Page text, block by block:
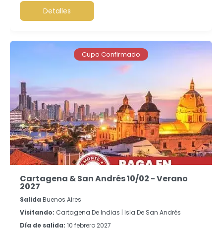
Detalles
Cupo Confirmado
Cartagena & San Andrés 10/02 - Verano
2027
Salida Buenos Aires
Visitando: Cartagena De Indias | Isla De San Andrés
Día de salida: 10 febrero 2027